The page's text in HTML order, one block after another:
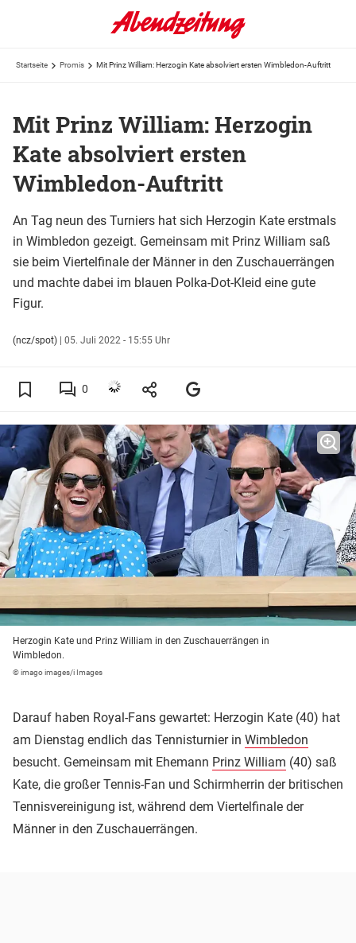
Startseite Promis Mit Prinz William: Herzogin Kate absolviert ersten Wimbledon-Auftritt
Mit Prinz William: Herzogin
Kate absolviert ersten
Wimbledon-Auftritt
An Tag neun des Turniers hat sich Herzogin Kate erstmals
in Wimbledon gezeigt. Gemeinsam mit Prinz William saß
sie beim Viertelfinale der Männer in den Zuschauerrängen
und machte dabei im blauen Polka-Dot-Kleid eine gute
Figur.
(ncz/spot) | 05. Juli 2022 - 15:55 Uhr
0
Herzogin Kate und Prinz William in den Zuschauerrängen in
Wimbledon.
© imago images/i Images
Darauf haben Royal-Fans gewartet: Herzogin Kate (40) hat
am Dienstag endlich das Tennisturnier in Wimbledon
besucht. Gemeinsam mit Ehemann Prinz William (40) saß
Kate, die großer Tennis-Fan und Schirmherrin der britischen
Tennisvereinigung ist, während dem Viertelfinale der
Männer in den Zuschauerrängen.